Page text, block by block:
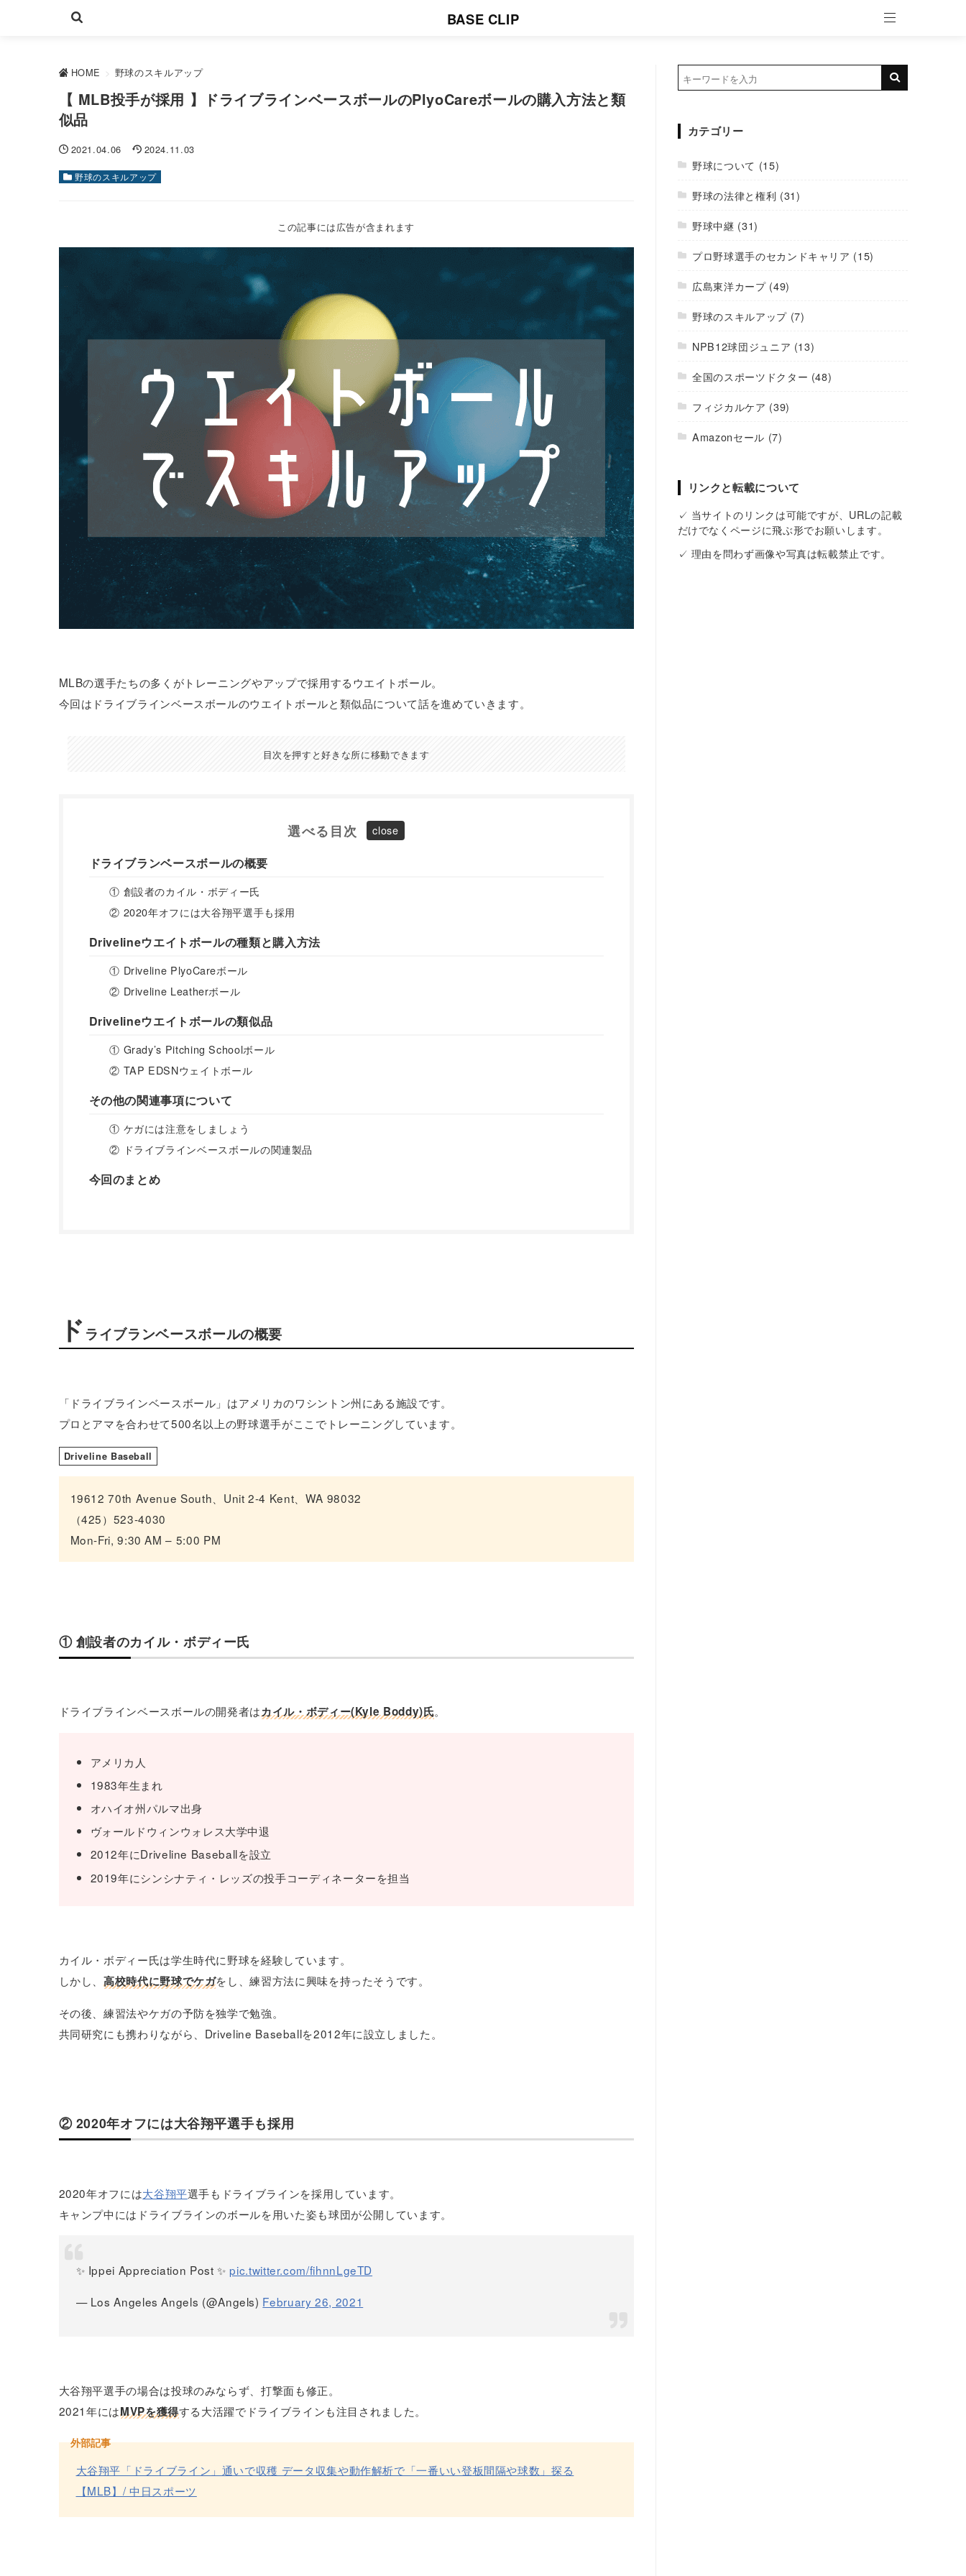
BASE CLIP
HOME > 野球のスキルアップ
【 MLB投手が採用 】ドライブラインベースボールのPlyoCareボールの購入方法と類
似品
2021.04.06 2024.11.03
野球のスキルアップ
この記事には広告が含まれます
MLBの選手たちの多くがトレーニングやアップで採用するウエイトボール。
今回はドライブラインベースボールのウエイトボールと類似品について話を進めていきます。
目次を押すと好きな所に移動できます
選べる目次
ドライブランベースボールの概要
① 創設者のカイル・ボディー氏
② 2020年オフには大谷翔平選手も採用
Drivelineウエイトボールの種類と購入方法
① Driveline PlyoCareボール
② Driveline Leatherボール
Drivelineウエイトボールの類似品
① Grady’s Pitching Schoolボール
② TAP EDSNウェイトボール
その他の関連事項について
① ケガには注意をしましょう
② ドライブラインベースボールの関連製品
今回のまとめ
ドライブランベースボールの概要
「ドライブラインベースボール」はアメリカのワシントン州にある施設です。
プロとアマを合わせて500名以上の野球選手がここでトレーニングしています。
Driveline Baseball
19612 70th Avenue South、Unit 2-4 Kent、WA 98032
（425）523-4030
Mon-Fri, 9:30 AM – 5:00 PM
① 創設者のカイル・ボディー氏
ドライブラインベースボールの開発者はカイル・ボディー(Kyle Boddy)氏。
アメリカ人
1983年生まれ
オハイオ州パルマ出身
ヴォールドウィンウォレス大学中退
2012年にDriveline Baseballを設立
2019年にシンシナティ・レッズの投手コーディネーターを担当
カイル・ボディー氏は学生時代に野球を経験しています。
しかし、高校時代に野球でケガをし、練習方法に興味を持ったそうです。
その後、練習法やケガの予防を独学で勉強。
共同研究にも携わりながら、Driveline Baseballを2012年に設立しました。
② 2020年オフには大谷翔平選手も採用
2020年オフには大谷翔平選手もドライブラインを採用しています。
キャンプ中にはドライブラインのボールを用いた姿も球団が公開しています。
✨ Ippei Appreciation Post ✨pic.twitter.com/fihnnLgeTD
— Los Angeles Angels (@Angels) February 26, 2021
大谷翔平選手の場合は投球のみならず、打撃面も修正。
2021年にはMVPを獲得する大活躍でドライブラインも注目されました。
外部記事
大谷翔平「ドライブライン」通いで収穫 データ収集や動作解析で「一番いい登板間隔や球数」探る
【MLB】/ 中日スポーツ
カテゴリー
野球について (15)
野球の法律と権利 (31)
野球中継 (31)
プロ野球選手のセカンドキャリア (15)
広島東洋カープ(49)
野球のスキルアップ(7)
NPB12球団ジュニア (13)
全国のスポーツドクター (48)
フィジカルケア (39)
Amazonセール (7)
リンクと転載について
✓ 当サイトのリンクは可能ですが、URLの記載
だけでなくページに飛ぶ形でお願いします。
✓ 理由を問わず画像や写真は転載禁止です。